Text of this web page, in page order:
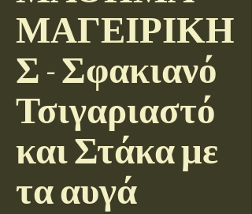
ΜΑΓΕΙΡΙΚΗ
Σ - Σφακιανό
Τσιγαριαστό
και Στάκα με
τα αυγά